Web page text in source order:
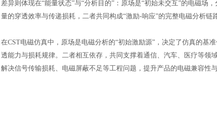
差异则体现在“能量状态”与“分析目的”：原场是“初始未交互”的电磁场
量的穿透效率与传递损耗，二者共同构成“激励-响应”的完整电磁分析链
在CST电磁仿真中，原场是电磁分析的“初始激励源”，决定了仿真的基
透能力与损耗规律。二者相互依存，共同支撑着通信、汽车、医疗等
解决信号传输损耗、电磁屏蔽不足等工程问题，提升产品的电磁兼容性